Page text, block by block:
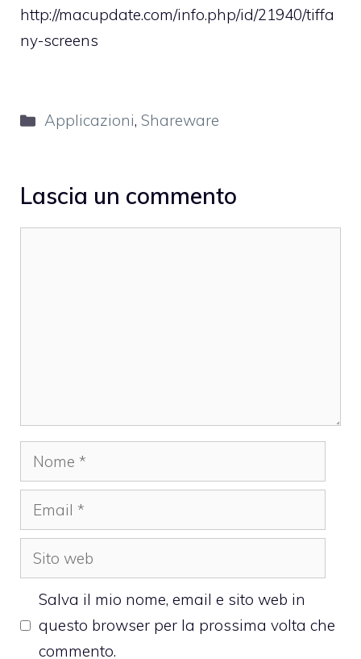
http://macupdate.com/info.php/id/21940/tiffa
ny-screens
Categorie
Applicazioni,Shareware
Lascia un commento
Nome
Email
Sito
web
Salva il mio nome, email e sito web in
questo browser per la prossima volta che
commento.